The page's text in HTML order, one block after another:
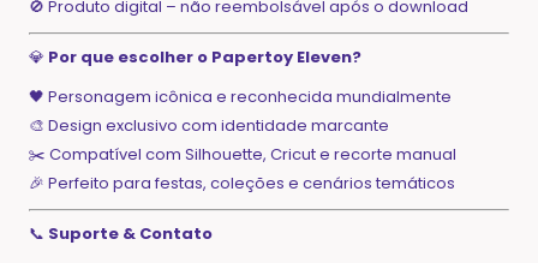
🚫 Produto digital – não reembolsável após o download
💎 Por que escolher o Papertoy Eleven?
🖤 Personagem icônica e reconhecida mundialmente
🎨 Design exclusivo com identidade marcante
✂️ Compatível com Silhouette, Cricut e recorte manual
🎉 Perfeito para festas, coleções e cenários temáticos
📞 Suporte & Contato